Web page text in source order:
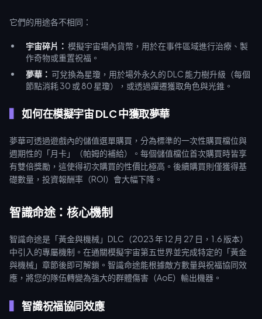
它們的用途各不相同：
宇宙碎片： 模擬宇宙場內貨幣，用於在事件區域進行治療、製
作奇物或重置祝福。
夢華： 可兌換為星瓊，用於場外永久的 DLC 能力樹升級（每個
節點消耗 30 或 80 星瓊），或透過躍遷獲取角色與光錐。
如何在模擬宇宙 DLC 中獲取夢華
夢華可透過遊戲內的儲值選單購買，分為標準的一次性購買檔位與
週期性的「月卡」（帕姆的補給）。每個儲值檔位首次購買時皆享
有雙倍獎勵，這使得初次購買的性價比極高。後續購買則僅獲得基
礎數量，投資報酬率（ROI）會大幅下降。
智識命途：核心機制
智識命途是「黃金與機械」DLC（2023 年 12 月 27 日，1.6 版本）
中引入的專屬機制。在通關模擬宇宙第五世界並完成特定的「黃金
與機械」章節後即可解鎖。智識命途能根據敵方數量與祝福協同效
應，將您的隊伍轉變為強大的群體傷害（AoE）輸出機器。
智識祝福協同效應